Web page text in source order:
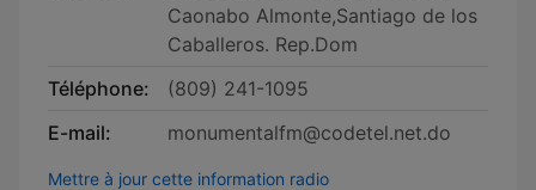
Caonabo Almonte,Santiago de los
Caballeros. Rep.Dom
Téléphone:
(809) 241-1095
E-mail:
monumentalfm@codetel.net.do
Mettre à jour cette information radio